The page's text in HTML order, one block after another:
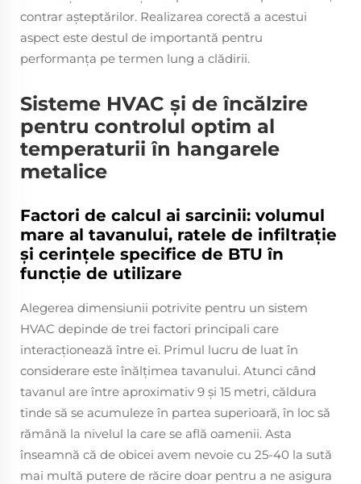
contrar așteptărilor. Realizarea corectă a acestui
aspect este destul de importantă pentru
performanța pe termen lung a clădirii.
Sisteme HVAC și de încălzire
pentru controlul optim al
temperaturii în hangarele
metalice
Factori de calcul ai sarcinii: volumul
mare al tavanului, ratele de infiltrație
și cerințele specifice de BTU în
funcție de utilizare
Alegerea dimensiunii potrivite pentru un sistem
HVAC depinde de trei factori principali care
interacționează între ei. Primul lucru de luat în
considerare este înălțimea tavanului. Atunci când
tavanul are între aproximativ 9 și 15 metri, căldura
tinde să se acumuleze în partea superioară, în loc să
rămână la nivelul la care se află oamenii. Asta
înseamnă că de obicei avem nevoie cu 25-40 la sută
mai multă putere de răcire doar pentru a ne asigura